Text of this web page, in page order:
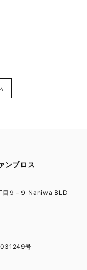
ンブロス
目９−９ Naniwa BLD
号